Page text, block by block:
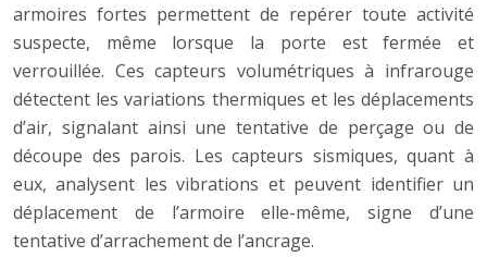
armoires fortes permettent de repérer toute activité
suspecte, même lorsque la porte est fermée et
verrouillée. Ces capteurs volumétriques à infrarouge
détectent les variations thermiques et les déplacements
d’air, signalant ainsi une tentative de perçage ou de
découpe des parois. Les capteurs sismiques, quant à
eux, analysent les vibrations et peuvent identifier un
déplacement de l’armoire elle-même, signe d’une
tentative d’arrachement de l’ancrage.